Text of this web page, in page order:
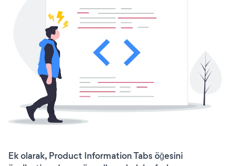
Ek olarak, Product Information Tabs öğesini